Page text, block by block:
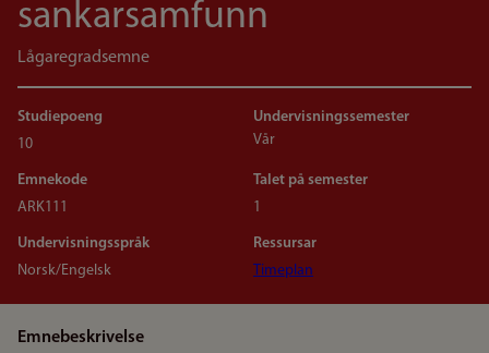
sankarsamfunn
Lågaregradsemne
Studiepoeng
10
Undervisningssemester
Vår
Emnekode
ARK111
Talet på semester
1
Undervisningsspråk
Norsk/Engelsk
Ressursar
Timeplan
Emnebeskrivelse